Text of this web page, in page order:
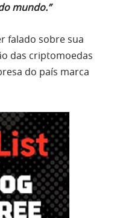
mundo.”
falado sobre sua
das criptomoedas
do país marca